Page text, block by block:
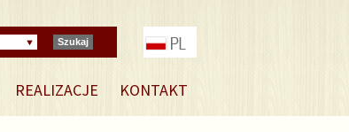
Szukaj
REALIZACJE KONTAKT